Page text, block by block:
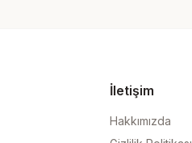
İletişim
Hakkımızda